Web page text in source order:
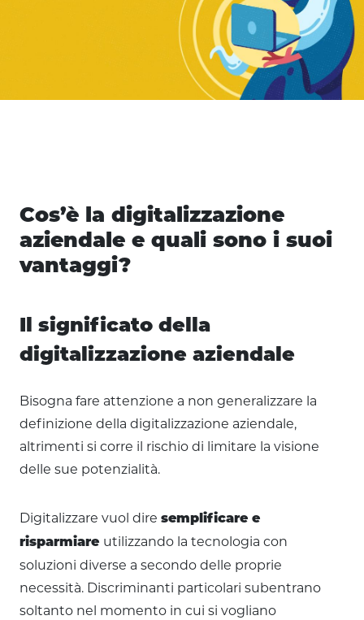
Cos’è la digitalizzazione
aziendale e quali sono i suoi
vantaggi?
Il significato della
digitalizzazione aziendale
Bisogna fare attenzione a non generalizzare la
definizione della digitalizzazione aziendale,
altrimenti si corre il rischio di limitare la visione
delle sue potenzialità.
Digitalizzare vuol dire semplificare e
risparmiare utilizzando la tecnologia con
soluzioni diverse a secondo delle proprie
necessità. Discriminanti particolari subentrano
soltanto nel momento in cui si vogliano